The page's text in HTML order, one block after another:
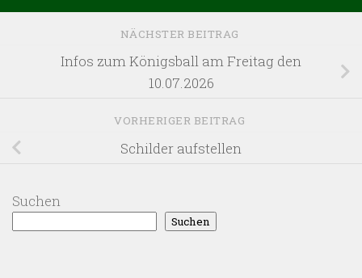
NÄCHSTER BEITRAG
Infos zum Königsball am Freitag den
10.07.2026
VORHERIGER BEITRAG
Schilder aufstellen
Suchen
Suchen